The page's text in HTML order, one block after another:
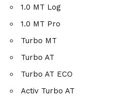
1.0 MT Log
1.0 MT Pro
Turbo MT
Turbo AT
Turbo AT ECO
Activ Turbo AT